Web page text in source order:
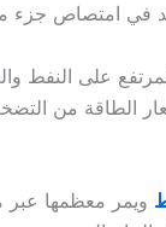
في امتصاص
على النفط
الطاقة من
ويمر معظمها عبر